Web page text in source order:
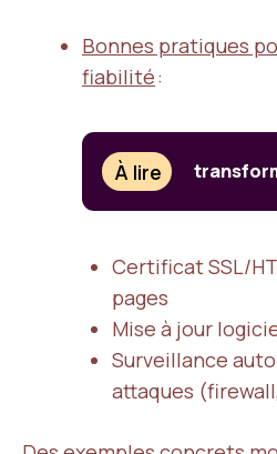
Bonnes pratiques
fiabilité:
À lire
Certificat SSL/
pages
Mise à jour
Surveillance
attaques